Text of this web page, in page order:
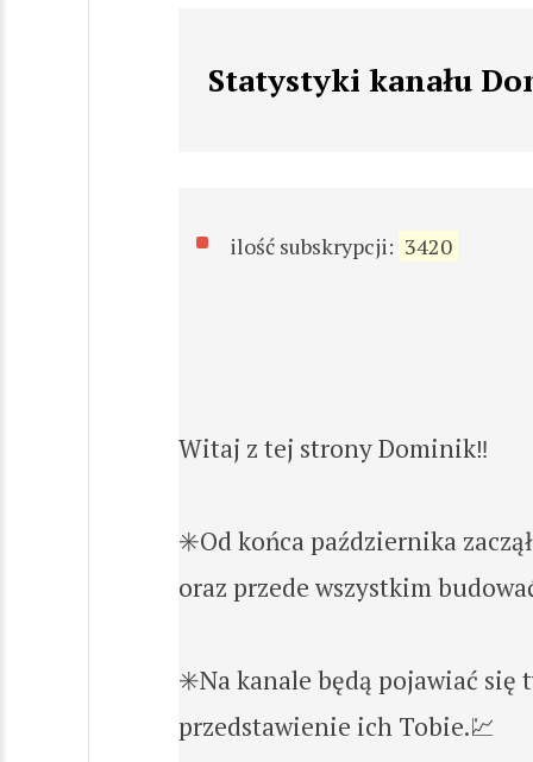
Statystyki kanału
ilość subskrypcji: 3420
Witaj z tej strony Dominik‼️
✳️Od końca października
oraz przede wszystkim
✳️Na kanale będą pojawiać się
przedstawienie ich Tobie.💹